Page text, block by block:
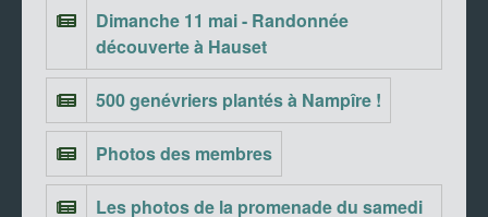
Dimanche 11 mai - Randonnée
découverte à Hauset
500 genévriers plantés à Nampîre !
Photos des membres
Les photos de la promenade du samedi